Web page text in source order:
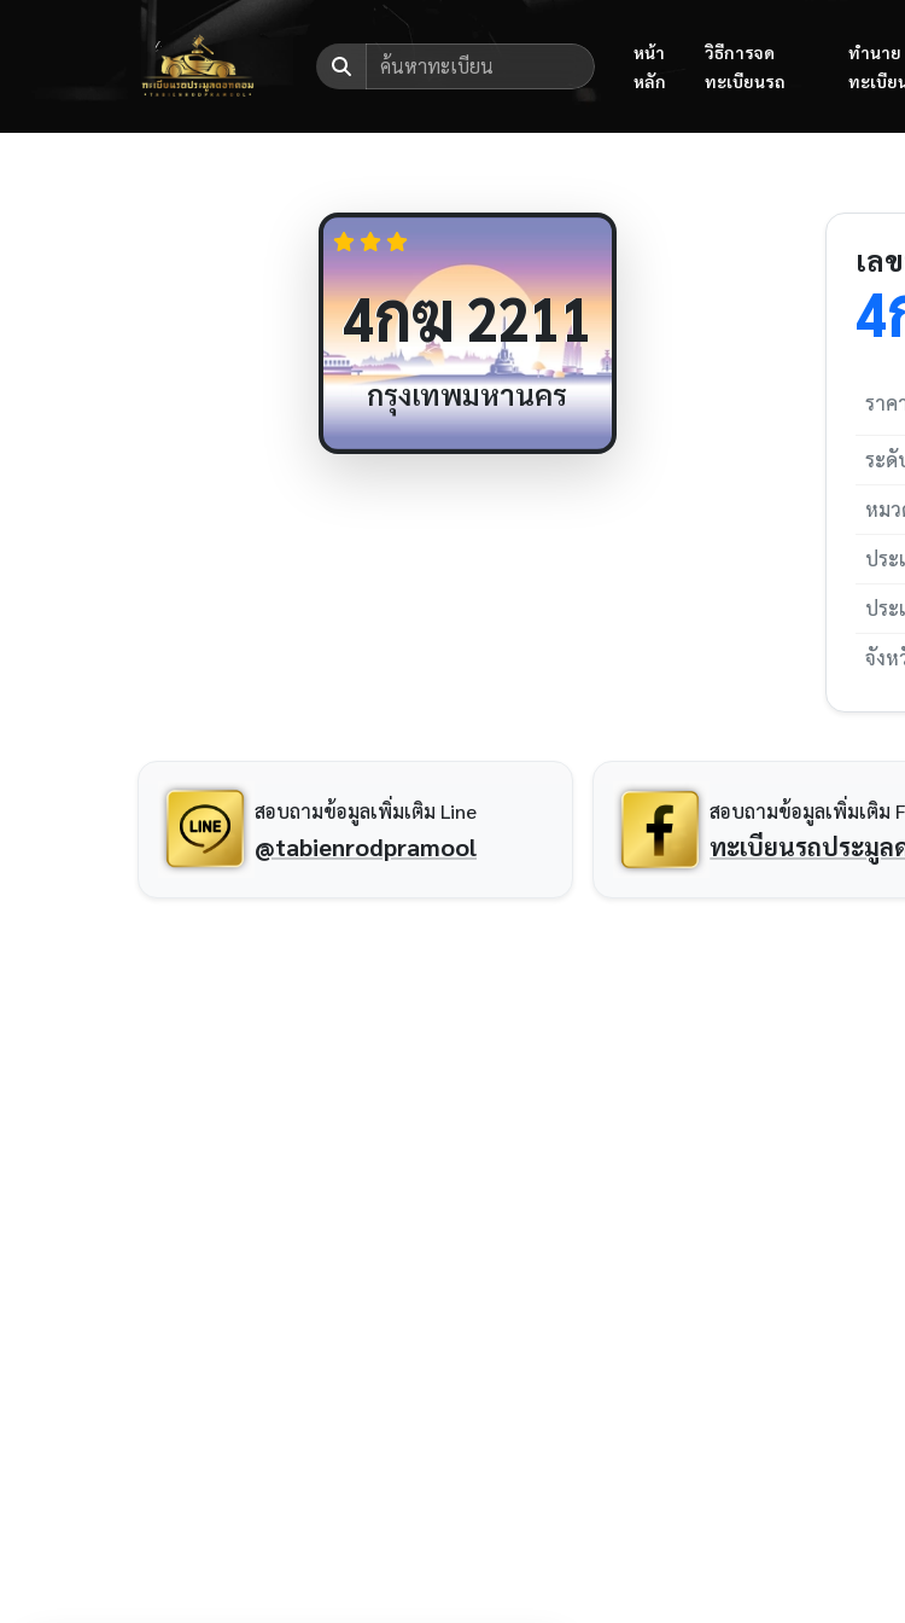
หน้า
หลัก
วิธีการจด
ทะเบียนรถ
ทำนาย
ทะเบีย
4กฆ2211
กรุงเทพมหานคร
เล
4
ราค
ระดั
หม
ประ
ประ
จังห
สอบถามข้อมูลเพิ่มเติม Line
@tabienrodpramool
สอบถามข้อมูลเพิ่มเติม
ทะเบียนรถประมู